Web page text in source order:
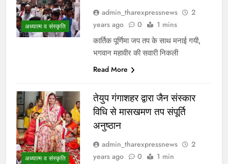
अध्यात्म व संस्कृति
admin_tharexpressnews
2
years ago
0 1 mins
कार्तिक पूर्णिमा जप तप के साथ मनाई गयी,
भगवान महावीर की सवारी निकली
Read More
अध्यात्म व संस्कृति
तेयुप गंगाशहर द्वारा जैन संस्कार
विधि से मासखमण तप संपूर्ति
अनुष्ठान
admin_tharexpressnews
2
years ago
0 1 min